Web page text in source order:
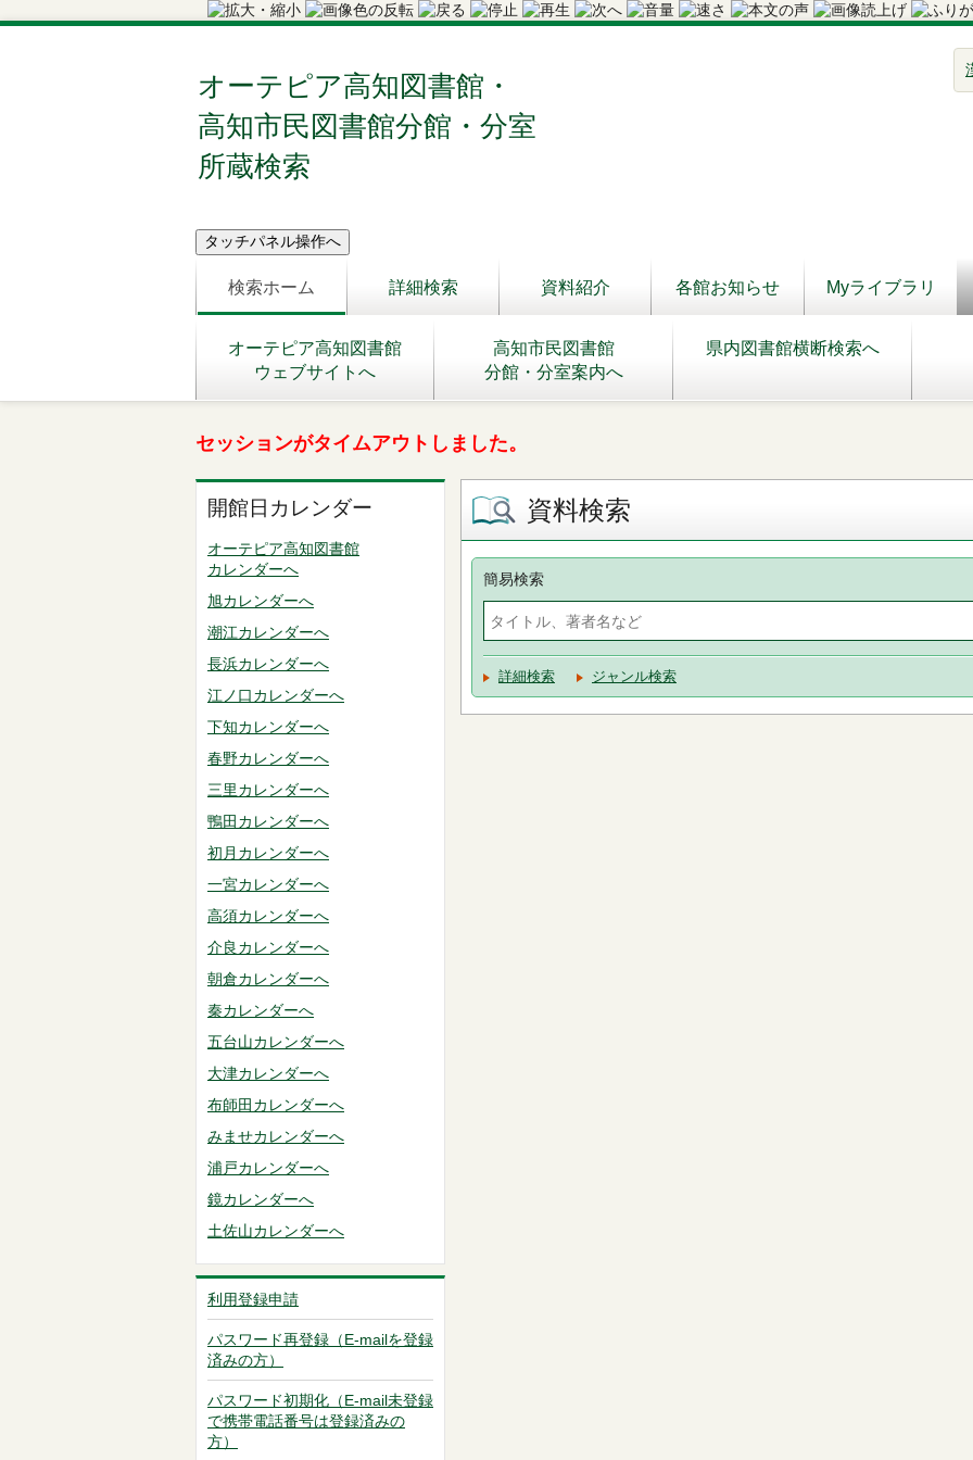
オーテピア高知図書館・
高知市民図書館分館・分室
所蔵検索
検索ホーム 詳細検索 資料紹介 各館お知らせ Myライブラリ
オーテピア高知図書館
ウェブサイトへ
高知市民図書館
分館・分室案内へ
県内図書館横断検索へ
セッションがタイムアウトしました。
開館日カレンダー
オーテピア高知図書館
カレンダーへ
旭カレンダーへ
潮江カレンダーへ
長浜カレンダーへ
江ノ口カレンダーへ
下知カレンダーへ
春野カレンダーへ
三里カレンダーへ
鴨田カレンダーへ
初月カレンダーへ
一宮カレンダーへ
高須カレンダーへ
介良カレンダーへ
朝倉カレンダーへ
秦カレンダーへ
五台山カレンダーへ
大津カレンダーへ
布師田カレンダーへ
みませカレンダーへ
浦戸カレンダーへ
鏡カレンダーへ
土佐山カレンダーへ
利用登録申請
パスワード再登録（E-mailを登録
済みの方）
パスワード初期化（E-mail未登録
で携帯電話番号は登録済みの
方）
資料検索
簡易検索
詳細検索 ジャンル検索